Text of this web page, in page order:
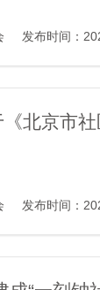
发布时间：
北京市
发布时间：